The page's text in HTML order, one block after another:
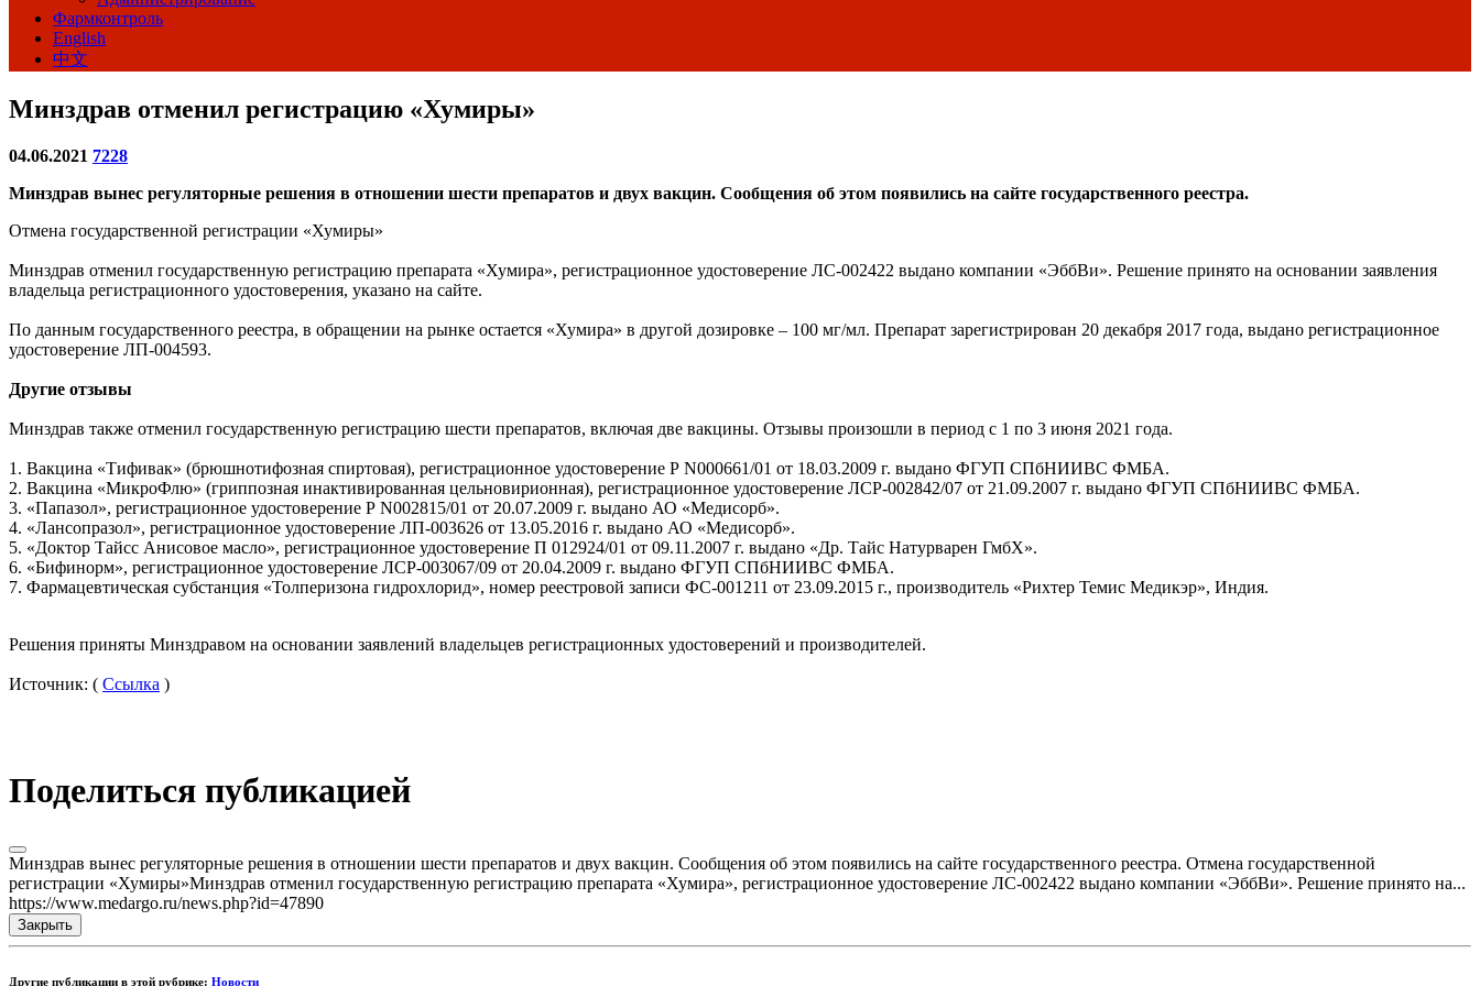
Фармконтроль
English
中文
Минздрав отменил регистрацию «Хумиры»
04.06.2021 7228
Минздрав вынес регуляторные решения в отношении шести препаратов и двух вакцин. Сообщения об этом появились на сайте государственного реестра.
Отмена государственной регистрации «Хумиры»
Минздрав отменил государственную регистрацию препарата «Хумира», регистрационное удостоверение ЛС-002422 выдано компании «ЭббВи». Решение принято на основании заявления
владельца регистрационного удостоверения, указано на сайте.
По данным государственного реестра, в обращении на рынке остается «Хумира» в другой дозировке – 100 мг/мл. Препарат зарегистрирован 20 декабря 2017 года, выдано регистрационное
удостоверение ЛП-004593.
Другие отзывы
Минздрав также отменил государственную регистрацию шести препаратов, включая две вакцины. Отзывы произошли в период с 1 по 3 июня 2021 года.
1. Вакцина «Тифивак» (брюшнотифозная спиртовая), регистрационное удостоверение Р N000661/01 от 18.03.2009 г. выдано ФГУП СПбНИИВС ФМБА.
2. Вакцина «МикроФлю» (гриппозная инактивированная цельновирионная), регистрационное удостоверение ЛСР-002842/07 от 21.09.2007 г. выдано ФГУП СПбНИИВС ФМБА.
3. «Папазол», регистрационное удостоверение Р N002815/01 от 20.07.2009 г. выдано АО «Медисорб».
4. «Лансопразол», регистрационное удостоверение ЛП-003626 от 13.05.2016 г. выдано АО «Медисорб».
5. «Доктор Тайсс Анисовое масло», регистрационное удостоверение П 012924/01 от 09.11.2007 г. выдано «Др. Тайс Натурварен ГмбХ».
6. «Бифинорм», регистрационное удостоверение ЛСР-003067/09 от 20.04.2009 г. выдано ФГУП СПбНИИВС ФМБА.
7. Фармацевтическая субстанция «Толперизона гидрохлорид», номер реестровой записи ФС-001211 от 23.09.2015 г., производитель «Рихтер Темис Медикэр», Индия.
Решения приняты Минздравом на основании заявлений владельцев регистрационных удостоверений и производителей.
Источник: ( Ссылка )
Поделиться публикацией
Минздрав вынес регуляторные решения в отношении шести препаратов и двух вакцин. Сообщения об этом появились на сайте государственного реестра. Отмена государственной
регистрации «Хумиры»Минздрав отменил государственную регистрацию препарата «Хумира», регистрационное удостоверение ЛС-002422 выдано компании «ЭббВи». Решение принято на...
https://www.medargo.ru/news.php?id=47890
Закрыть
Другие публикации в этой рубрике: Новости